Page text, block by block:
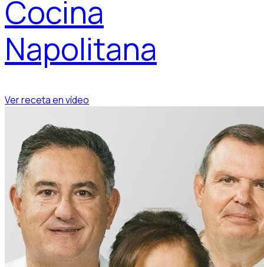
Cocina
Napolitana
Ver receta en vídeo